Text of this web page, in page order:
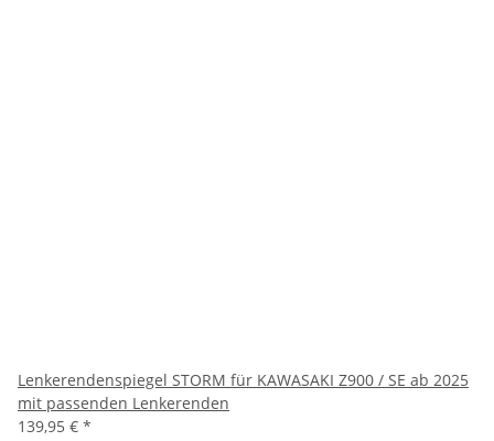
Lenkerendenspiegel STORM für KAWASAKI Z900 / SE ab 2025
mit passenden Lenkerenden
139,95 € *